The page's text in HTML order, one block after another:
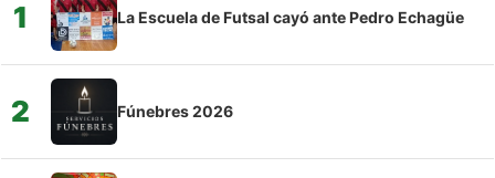
1 La Escuela de Futsal cayó ante Pedro Echagüe
2 Fúnebres 2026